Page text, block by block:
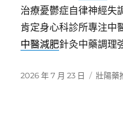
治療憂鬱症自律神經失
肯定身心科診所專注中
中醫減肥針灸中藥調理
發
2026 年 7 月 23 日
分
壯陽藥